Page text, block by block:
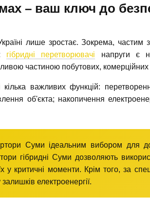
– ваш ключ до
лише зростає. Зокрема, частим
гібридні перетворювачі напруги є
частиною побутових,
важливих функцій:
об'єкта; накопичення
Суми ідеальним вибором для
гібридні Суми дозволяють
у критичні моменти. Крім того, за
електроенергії.